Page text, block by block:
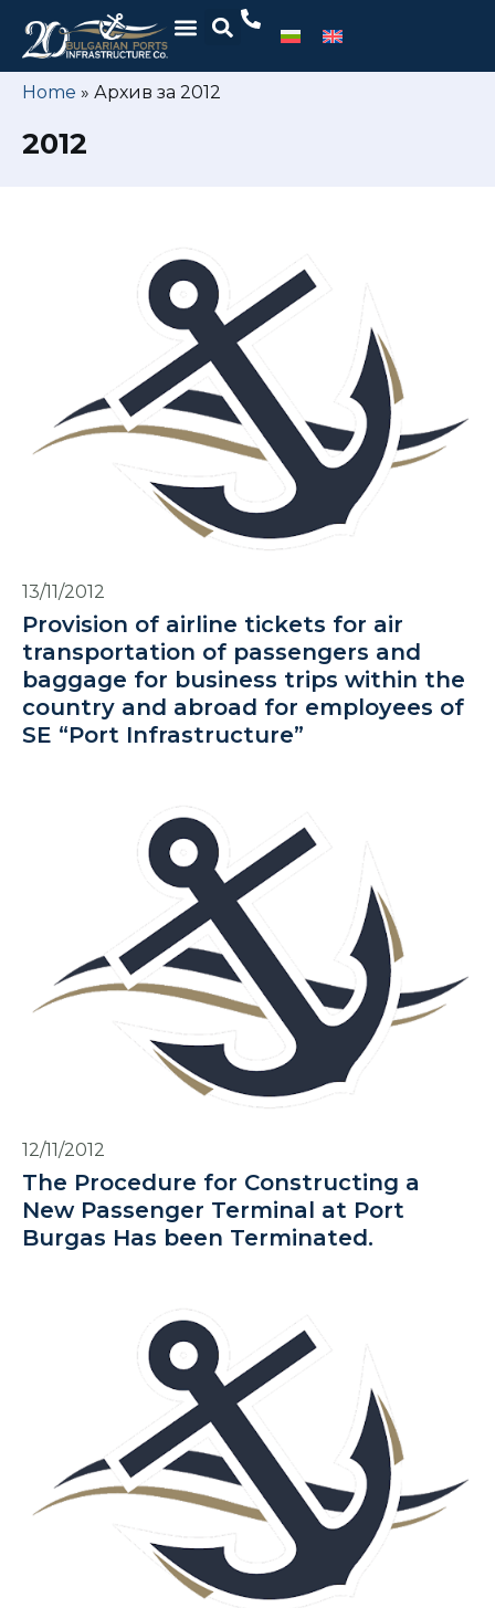
Home » Архив за 2012
2012
13/11/2012
Provision of airline tickets for air
transportation of passengers and
baggage for business trips within the
country and abroad for employees of
SE “Port Infrastructure”
12/11/2012
The Procedure for Constructing a
New Passenger Terminal at Port
Burgas Has been Terminated.